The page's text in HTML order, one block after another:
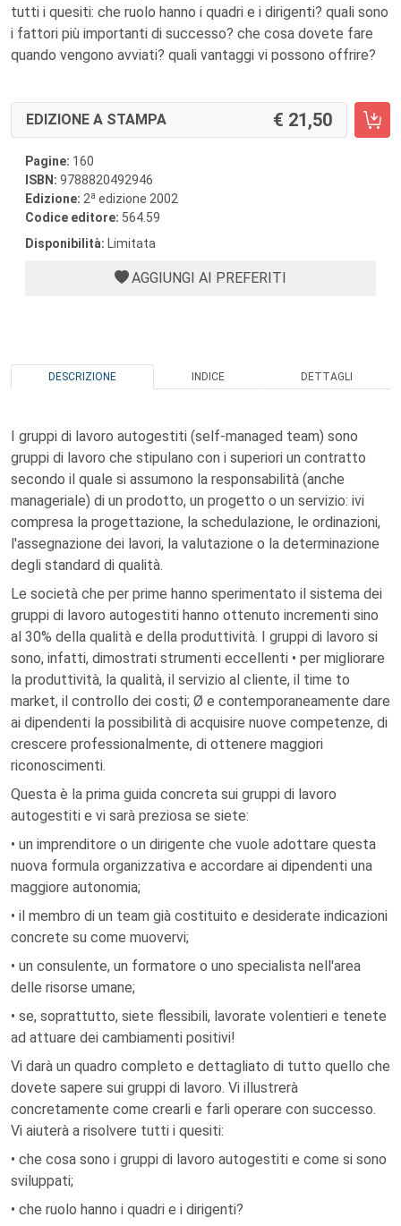
tutti i quesiti: che ruolo hanno i quadri e i dirigenti? quali sono
i fattori più importanti di successo? che cosa dovete fare
quando vengono avviati? quali vantaggi vi possono offrire?
EDIZIONE A STAMPA 21,50
Pagine: 160
ISBN: 9788820492946
Edizione: 2a edizione 2002
Codice editore: 564.59
Disponibilità: Limitata
AGGIUNGI AI PREFERITI
DESCRIZIONE INDICE DETTAGLI
I gruppi di lavoro autogestiti (self-managed team) sono
gruppi di lavoro che stipulano con i superiori un contratto
secondo il quale si assumono la responsabilità (anche
manageriale) di un prodotto, un progetto o un servizio: ivi
compresa la progettazione, la schedulazione, le ordinazioni,
l'assegnazione dei lavori, la valutazione o la determinazione
degli standard di qualità.
Le società che per prime hanno sperimentato il sistema dei
gruppi di lavoro autogestiti hanno ottenuto incrementi sino
al 30% della qualità e della produttività. I gruppi di lavoro si
sono, infatti, dimostrati strumenti eccellenti • per migliorare
la produttività, la qualità, il servizio al cliente, il time to
market, il controllo dei costi; Ø e contemporaneamente dare
ai dipendenti la possibilità di acquisire nuove competenze, di
crescere professionalmente, di ottenere maggiori
riconoscimenti.
Questa è la prima guida concreta sui gruppi di lavoro
autogestiti e vi sarà preziosa se siete:
• un imprenditore o un dirigente che vuole adottare questa
nuova formula organizzativa e accordare ai dipendenti una
maggiore autonomia;
• il membro di un team già costituito e desiderate indicazioni
concrete su come muovervi;
• un consulente, un formatore o uno specialista nell'area
delle risorse umane;
• se, soprattutto, siete flessibili, lavorate volentieri e tenete
ad attuare dei cambiamenti positivi!
Vi darà un quadro completo e dettagliato di tutto quello che
dovete sapere sui gruppi di lavoro. Vi illustrerà
concretamente come crearli e farli operare con successo.
Vi aiuterà a risolvere tutti i quesiti:
• che cosa sono i gruppi di lavoro autogestiti e come si sono
sviluppati;
• che ruolo hanno i quadri e i dirigenti?